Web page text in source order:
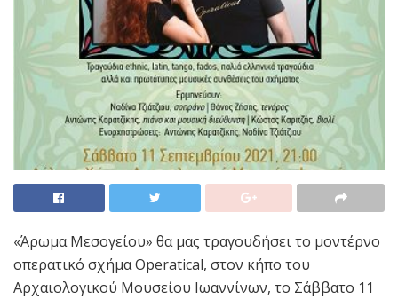
«Άρωμα Μεσογείου» θα μας τραγουδήσει το μοντέρνο
oπερατικό σχήμα Operatical, στον κήπο του
Αρχαιολογικού Μουσείου Ιωαννίνων, το Σάββατο 11